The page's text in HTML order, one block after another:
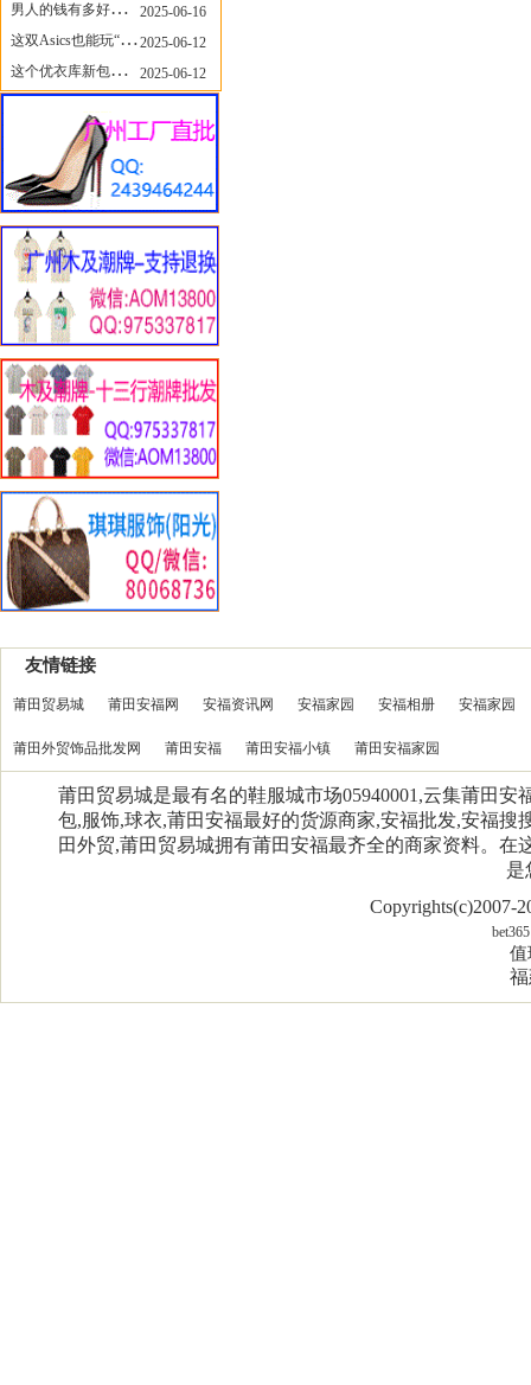
男人的钱有多好赚？四个大学生创业卖短裤，年销8个亿！
2025-06-16
这双Asics也能玩“牛仔感”？TOGA联名即将登场！
2025-06-12
这个优衣库新包，能火起来吗？
2025-06-12
友情链接
莆田贸易城 莆田安福网 安福资讯网 安福家园 安福相册 安福家园
莆田外贸饰品批发网 莆田安福 莆田安福小镇 莆田安福家园
莆田贸易城是最有名的鞋服城市场05940001,云集莆田
包,服饰,球衣,莆田安福最好的货源商家,安福批发,安福
田外贸,莆田贸易城拥有莆田安福最齐全的商家资料。
是
Copyrights(c)2007-
bet365
值